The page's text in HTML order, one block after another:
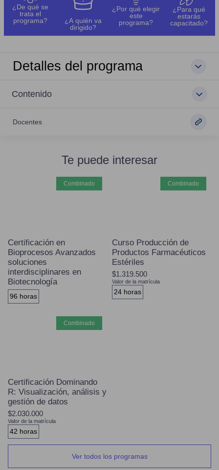
¿De qué se
trata el
programa?
¿A quién va
dirigido?
¿Por qué elegir
este
programa?
¿Para qué
estarás
capacitado?
Detalles del programa
Contenido
Docentes
Te puede interesar
combinado
Certificación en
Bioprocesos Avanzados
soluciones
interdisciplinares en
Biotecnología
96 horas
combinado
Curso Producción de
Productos Farmacéuticos
Estériles
$1.319.500
Valor de la matrícula
24 horas
combinado
Certificación Dominando
R: Visualización, análisis y
gestión de datos
$2.030.000
Valor de la matrícula
42 horas
Ver todos los programas